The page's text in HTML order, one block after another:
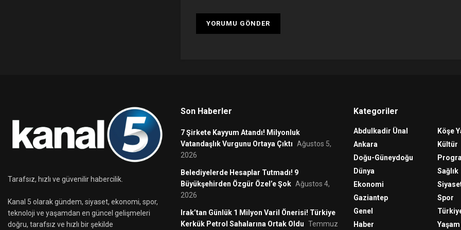
Tarafsız, hızlı ve güvenilir habercilik.
Kanal 5 olarak gündem, siyaset, ekonomi, spor,
teknoloji ve yaşamdan en güncel gelişmeleri
doğru, tarafsız ve hızlı bir şekilde
Son Haberler
7 Şirkete Kayyum Atandı! Milyonluk
Vatandaşlık Vurgunu Ortaya Çıktı Ağustos 5,
2026
Belediyelerde Hesaplar Tutmadı! 9
Büyükşehirden Özgür Özel’e Şok Ağustos 4,
2026
Irak’tan Günlük 1 Milyon Varil Önerisi! Türkiye
Kerkük Petrol Sahalarına Ortak Oldu Temmuz
Kategoriler
Abdulkadir Ünal
Ankara
Doğu-Güneydoğu
Dünya
Ekonomi
Gaziantep
Genel
Haber
Köşe
Kültür
Sağlık
Spor
Yaşam